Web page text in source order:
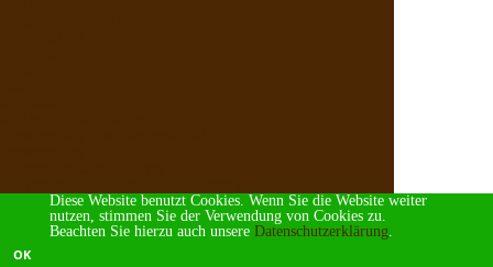
Diese Website benutzt Cookies. Wenn Sie die Website weiter
nutzen, stimmen Sie der Verwendung von Cookies zu.
Beachten Sie hierzu auch unsere Datenschutzerklärung.
OK